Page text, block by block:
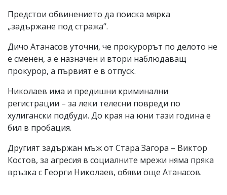
Предстои обвинението да поиска мярка
„задържане под стража“.
Дичо Атанасов уточни, че прокурорът по делото не
е сменен, а е назначен и втори наблюдаващ
прокурор, а първият е в отпуск.
Николаев има и предишни криминални
регистрации – за леки телесни повреди по
хулигански подбуди. До края на юни тази година е
бил в пробация.
Другият задържан мъж от Стара Загора – Виктор
Костов, за агресия в социалните мрежи няма пряка
връзка с Георги Николаев, обяви още Атанасов.